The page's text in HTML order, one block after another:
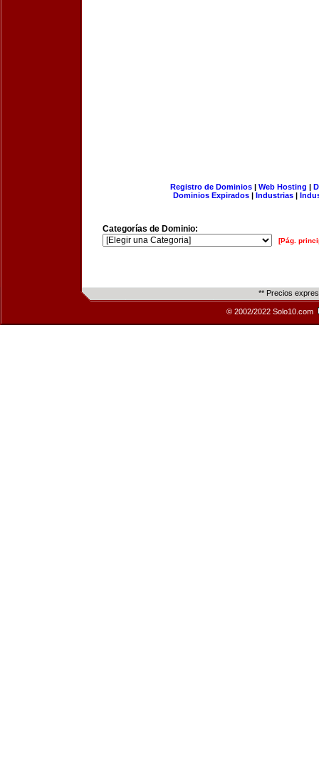
Registro de Dominios| Web Hosting |
Dominios Expirados | Industrias |
Categorías de Dominio:
[Pág.
** Precios
© 2002/2022 Solo10.com